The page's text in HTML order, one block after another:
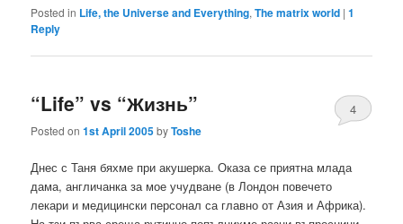
Posted in Life, the Universe and Everything,The matrix world |1
Reply
“Life” vs “Жизнь”
Posted on1st April 2005byToshe
4
Днес с Таня бяхме при акушерка. Оказа се приятна млада
дама, англичанка за мое учудване (в Лондон повечето
лекари и медицински персонал са главно от Азия и Африка).